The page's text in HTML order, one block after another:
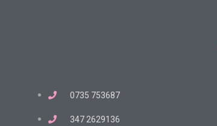
0735 753687
347 2629136